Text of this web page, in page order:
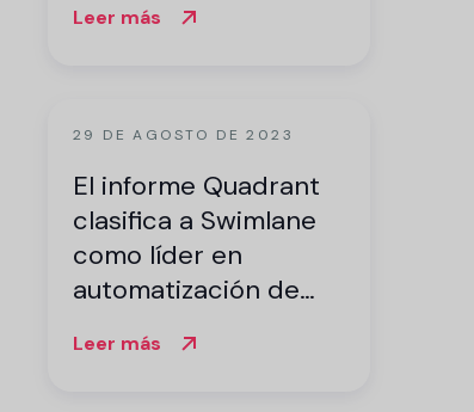
Leer más
29 DE AGOSTO DE 2023
El informe Quadrant
clasifica a Swimlane
como líder en
automatización de
alta calificación de
Leer más